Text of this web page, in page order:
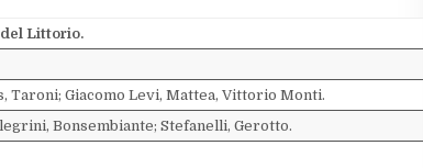
del Littorio.
Taroni; Giacomo Levi, Mattea, Vittorio Monti.
Bonsembiante; Stefanelli, Gerotto.